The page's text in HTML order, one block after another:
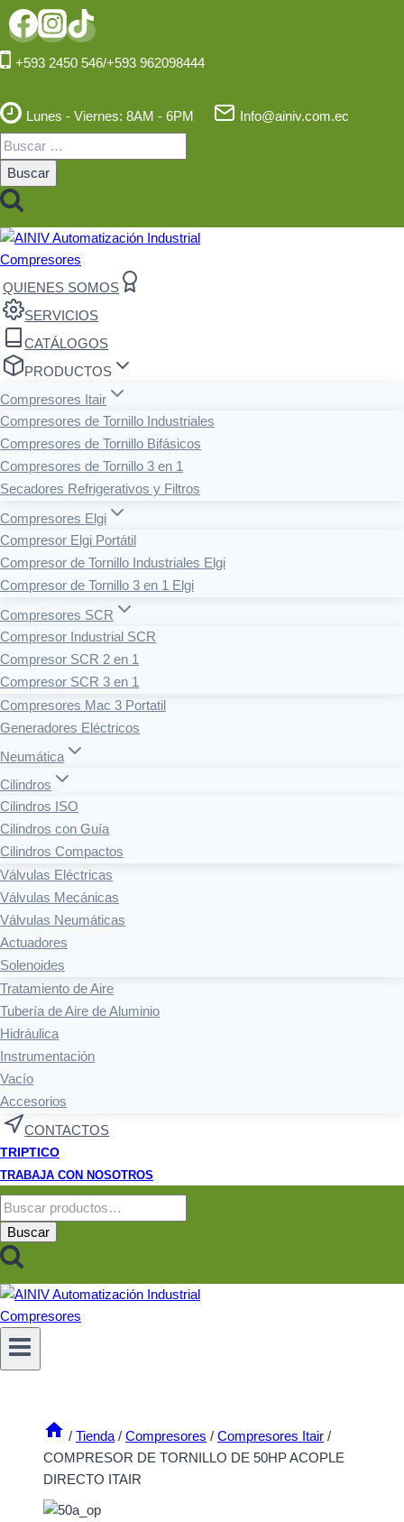
Saltar
contenido
+593 2450 546/+593 962098444
Lunes - Viernes: 8AM - 6PM
Info@ainiv.com.ec
Buscar:
QUIENES SOMOS
SERVICIOS
CATÁLOGOS
PRODUCTOS
Compresores Itair
Compresores de Tornillo Industriales
Compresores de Tornillo Bifásicos
Compresores de Tornillo 3 en 1
Secadores Refrigerativos y Filtros
Compresores Elgi
Compresor Elgi Portátil
Compresor de Tornillo Industriales Elgi
Compresor de Tornillo 3 en 1 Elgi
Compresores SCR
Compresor Industrial SCR
Compresor SCR 2 en 1
Compresor SCR 3 en 1
Compresores Mac 3 Portatil
Generadores Eléctricos
Neumática
Cilindros
Cilindros ISO
Cilindros con Guía
Cilindros Compactos
Válvulas Eléctricas
Válvulas Mecánicas
Válvulas Neumáticas
Actuadores
Solenoides
Tratamiento de Aire
Tubería de Aire de Aluminio
Hidráulica
Instrumentación
Vacío
Accesorios
CONTACTOS
TRIPTICO
TRABAJA CON NOSOTROS
Buscar
por:
Buscar
/ Tienda / Compresores / Compresores Itair /
COMPRESOR DE TORNILLO DE 50HP ACOPLE
DIRECTO ITAIR